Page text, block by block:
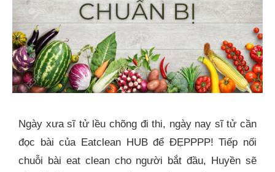
Ngày xưa sĩ tử lều chõng đi thi, ngày nay sĩ tử cần
đọc bài của Eatclean HUB để ĐẸPPPP! Tiếp nối
chuỗi bài eat clean cho người bắt đầu, Huyền sẽ